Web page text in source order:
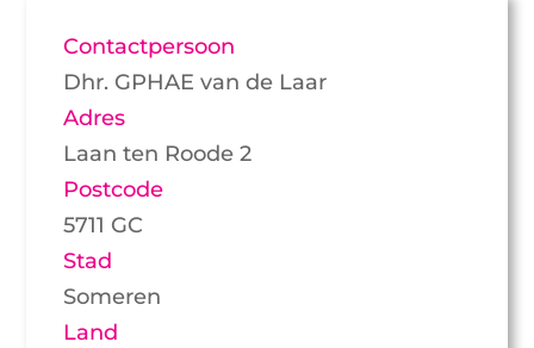
Contactpersoon
Dhr. GPHAE van de Laar
Adres
Laan ten Roode 2
Postcode
5711 GC
Stad
Someren
Land